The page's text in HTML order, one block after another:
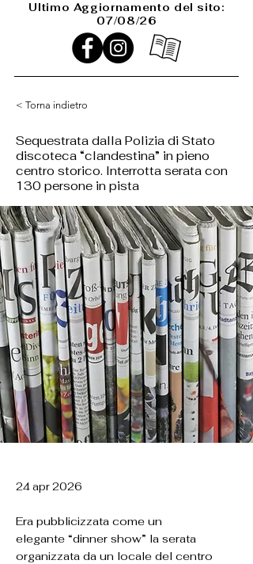
Ultimo Aggiornamento del sito:
07/08/26
< Torna indietro
Sequestrata dalla Polizia di Stato
discoteca “clandestina” in pieno
centro storico. Interrotta serata con
130 persone in pista
24 apr 2026
Era pubblicizzata come un
elegante “dinner show” la serata
organizzata da un locale del centro